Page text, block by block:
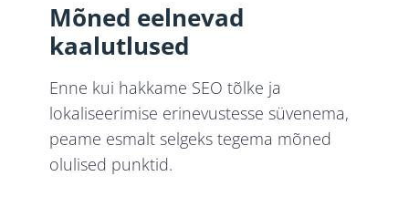
Mõned eelnevad
kaalutlused
Enne kui hakkame SEO tõlke ja
lokaliseerimise erinevustesse süvenema,
peame esmalt selgeks tegema mõned
olulised punktid.